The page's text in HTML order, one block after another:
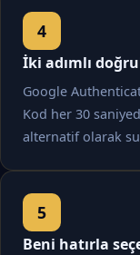
İki adımlı
Google
Kod her 30
alternatif olarak
Beni hatırla